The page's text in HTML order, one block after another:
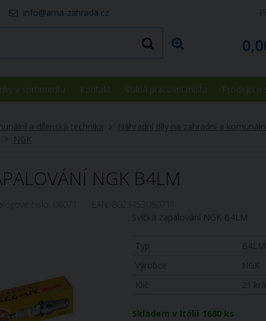
info@ama-zahrada.cz
v sortimentu Kontakt Volná pracovní místa Prodejci a
a dílenská technika
Náhradní díly na zahradní a
NGK
NGK B4LM
Svíčka zapalování NGK B4LM
Typ
B4LM
Výrobce
NGK
Klíč
21
Skladem v Itálii 1680 ks